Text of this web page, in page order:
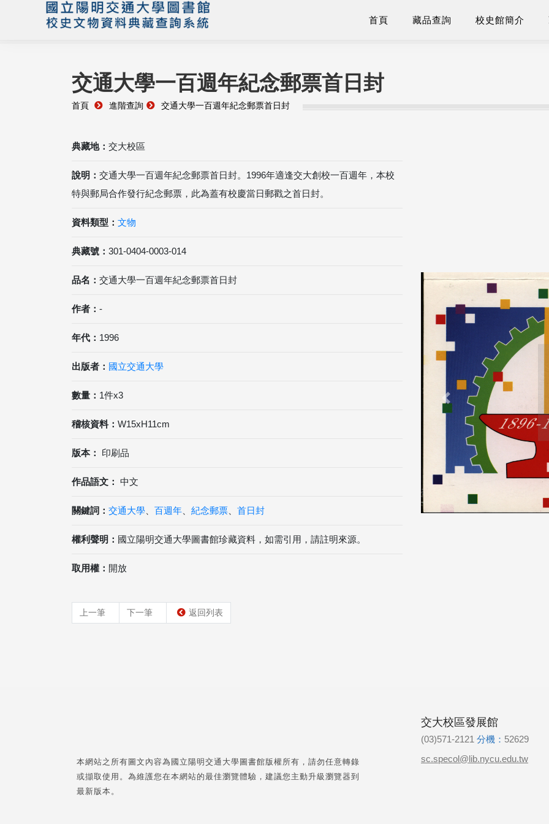
首頁 藏品查詢 校史館簡介
交通大學一百週年紀念郵票首日封
首頁 進階查詢 交通大學一百週年紀念郵票首日封
典藏地： 交大校區
說明： 交通大學一百週年紀念郵票首日封。1996年適逢交大創校一百週年，本校
特與郵局合作發行紀念郵票，此為蓋有校慶當日郵戳之首日封。
資料類型： 文物
典藏號： 301-0404-0003-014
品名： 交通大學一百週年紀念郵票首日封
作者： -
年代： 1996
出版者： 國立交通大學
數量： 1件x3
稽核資料： W15xH11cm
版本： 印刷品
作品語文： 中文
關鍵詞： 交通大學 百週年 紀念郵票 首日封
權利聲明： 國立陽明交通大學圖書館珍藏資料，如需引用，請註明來源。
取用權： 開放
上一筆 下一筆 返回列表
Previous
本網站之所有圖文內容為國立陽明交通大學圖書館版權所有，請勿任意轉錄
或擷取使用。為維護您在本網站的最佳瀏覽體驗，建議您主動升級瀏覽器到
最新版本。
交大校區發展館
(03)571-2121 分機： 52629
sc.specol@lib.nycu.edu.tw